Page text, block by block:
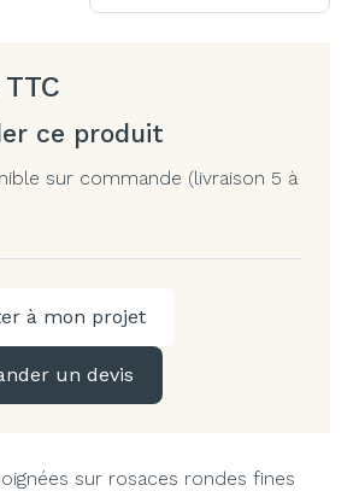
TTC
ce produit
sur commande (livraison 5 à
à mon projet
un devis
sur rosaces rondes fines